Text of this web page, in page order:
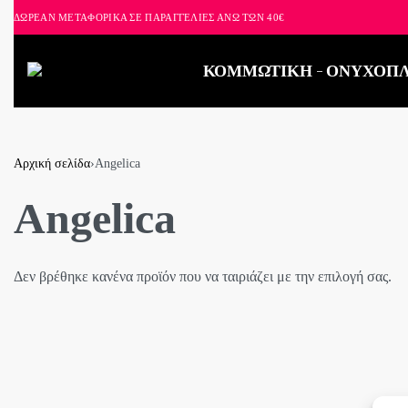
ΔΩΡΕΑΝ ΜΕΤΑΦΟΡΙΚΑ ΣΕ ΠΑΡΑΓΓΕΛΙΕΣ ΑΝΩ ΤΩΝ 40€
ΚΟΜΜΩΤΙΚΗ
Αρχική σελίδα›Angelica
Angelica
Δεν βρέθηκε κανένα προϊόν που να ταιριάζει με την επιλογή σας.